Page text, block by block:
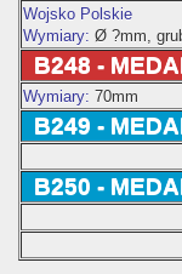
Wojsko Polskie
Wymiary: Ø ?mm,
B248 -
Wymiary: 70mm
B249 -
B250 -